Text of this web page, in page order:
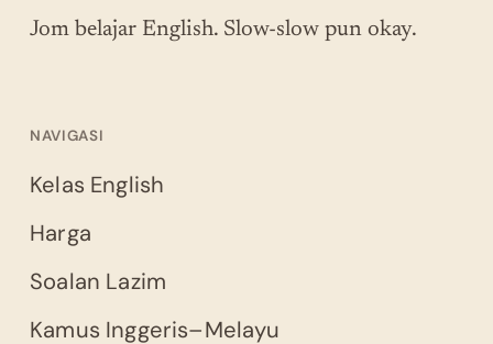
Jom belajar English. Slow-slow pun okay.
NAVIGASI
Kelas English
Harga
Soalan Lazim
Kamus Inggeris–Melayu